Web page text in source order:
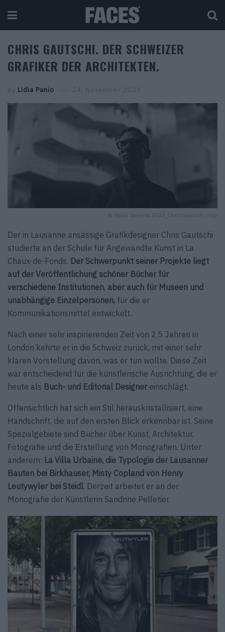
CHRIS GAUTSCHI. DER SCHWEIZER
GRAFIKER DER ARCHITEKTEN.
by Lidia Panio 24. November 2023
© Maria Jarzyna 2022_ChrisGautschi_crop
Der in Lausanne ansässige Grafikdesigner Chris Gautschi
studierte an der Schule für Angewandte Kunst in La
Chaux-de-Fonds. Der Schwerpunkt seiner Projekte liegt
auf der Veröffentlichung schöner Bücher für
verschiedene Institutionen, aber auch für Museen und
unabhängige Einzelpersonen, für die er
Kommunikationsmittel entwickelt.
Nach einer sehr inspirierenden Zeit von 2,5 Jahren in
London kehrte er in die Schweiz zurück, mit einer sehr
klaren Vorstellung davon, was er tun wollte. Diese Zeit
war entscheidend für die künstlerische Ausrichtung, die er
heute als Buch- und Editorial Designereinschlägt.
Offensichtlich hat sich ein Stil herauskristallisiert, eine
Handschrift, die auf den ersten Blick erkennbar ist. Seine
Spezialgebiete sind Bücher über Kunst, Architektur,
Fotografie und die Erstellung von Monografien. Unter
anderem: La Villa Urbaine, die Typologie der Lausanner
Bauten bei Birkhauser, Misty Copland von Henry
Leutywyler bei Steidl. Derzeit arbeitet er an der
Monografie der Künstlerin Sandrine Pelletier.